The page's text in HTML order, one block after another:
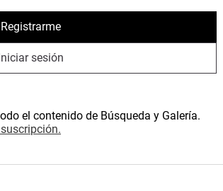
Registrarme
sesión
el contenido de Búsqueda y Galería.